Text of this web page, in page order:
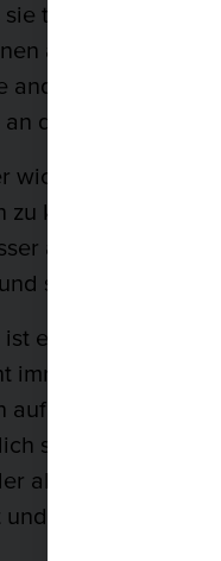
tun und was sie
abzuheben. Du
andere Menschen
dir ist.
wichtiger Schritt
zu kennen. Wenn
auf deine
selbstbewusster
es auch wichtig
immer genau das
auf andere und
selbst neu zu
akzeptiert. Du
was du leistest.